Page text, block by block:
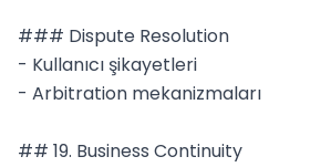
### Dispute Resolution
- Kullanıcı şikayetleri
- Arbitration mekanizmaları
## 19. Business Continuity